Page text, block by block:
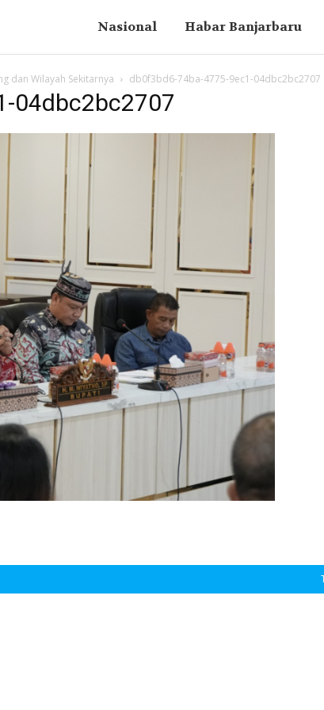
Nasional Habar Banjarbaru
dan Wilayah Sekitarnya db0f3bd6-74ba-4775-9ec1-04dbc2bc2707
04dbc2bc2707